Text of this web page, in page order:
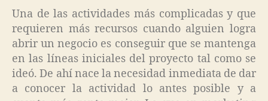
Una de las actividades más complicadas y que
requieren más recursos cuando alguien logra
abrir un negocio es conseguir que se mantenga
en las líneas iniciales del proyecto tal como se
ideó. De ahí nace la necesidad inmediata de dar
a conocer la actividad lo antes posible y a